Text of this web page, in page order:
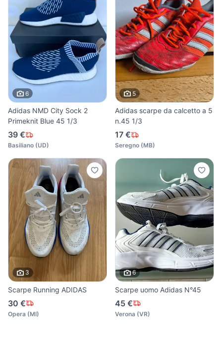
6
Adidas NMD City Sock 2
Primeknit Blue 45 1/3
39 €
Basiliano (UD)
5
Adidas scarpe da calcetto a 5
n.45 1/3
17 €
Seregno (MB)
3
Scarpe Running ADIDAS
30 €
Opera (MI)
6
Scarpe uomo Adidas N°45
45 €
Verona (VR)